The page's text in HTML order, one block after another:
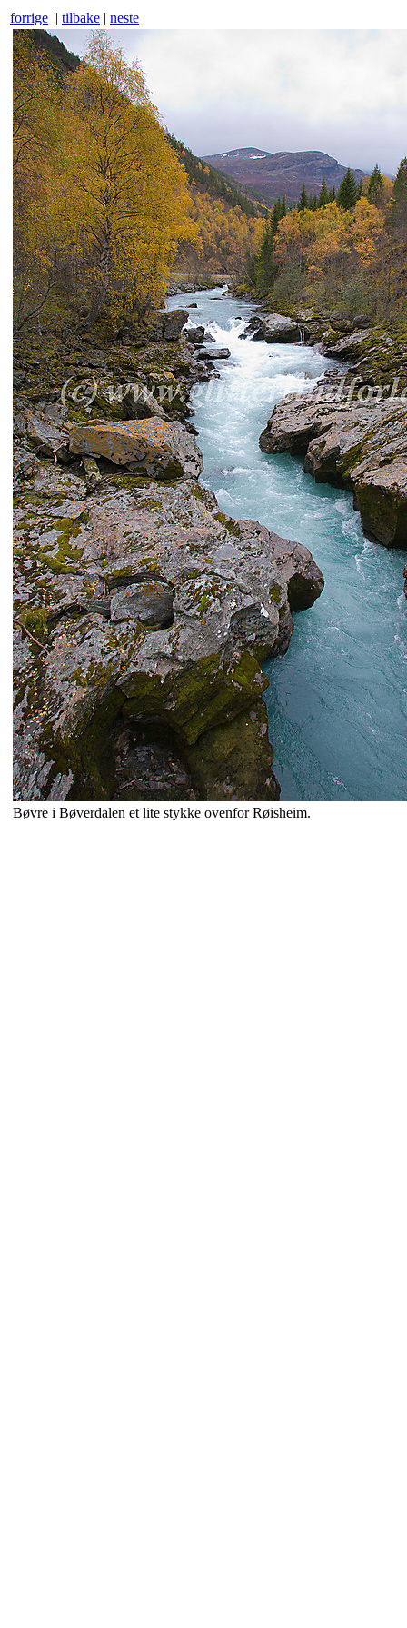
forrige | tilbake | neste
Bøvre i Bøverdalen et lite stykke ovenfor Røisheim.